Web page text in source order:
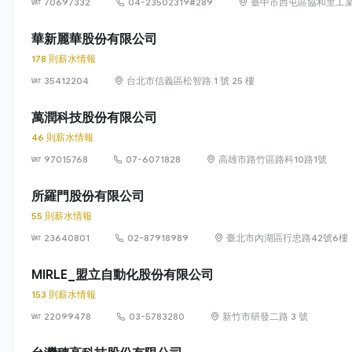
華新麗華股份有限公司
178 則薪水情報
35412204
台北市信義區松智路 1 號 25 樓
萬潤科技股份有限公司
46 則薪水情報
97015768
07-6071828 高雄市路竹區路科10路1號
所羅門股份有限公司
55 則薪水情報
23640801
02-87918989 臺北市內湖區行忠路42號6樓
MIRLE_盟立自動化股份有限公司
153 則薪水情報
22099478
03-5783280 新竹市研發二路 3 號